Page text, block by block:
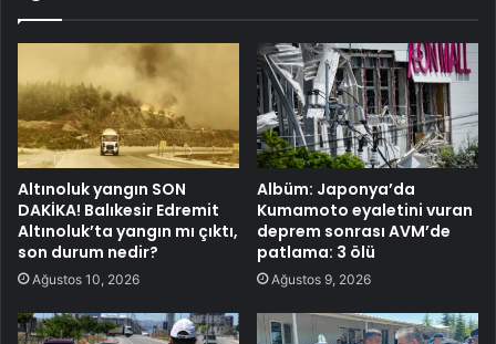
Altınoluk yangın SON
DAKİKA! Balıkesir Edremit
Altınoluk’ta yangın mı çıktı,
son durum nedir?
Ağustos 10, 2026
Albüm: Japonya’da
Kumamoto eyaletini vuran
deprem sonrası AVM’de
patlama: 3 ölü
Ağustos 9, 2026